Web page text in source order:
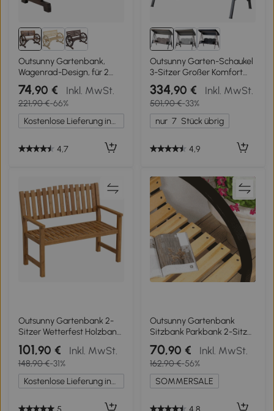
Outsunny Gartenbank,
Wagenrad-Design, für 2
Personen, Naturholz,
dunkelbraun, 105,5 x 56 x
79cm
74,90 € Inkl. MwSt.
221,90 €-66%
Kostenlose Lieferung innerhalb Deutschlands
4,7
Outsunny Garten-Schaukel
3-Sitzer Großer Komfort
Verstellbares Dach Kissen
Ausziehbare
Tablettspalten
Gesponnenes Polyester
Beige
334,90 € Inkl. MwSt.
501,90 €-33%
nur 7 Stück übrig
4,9
Outsunny Gartenbank 2-
Sitzer Wetterfest Holzbank
mit Lamelldesign
Armlehnen, Holz Sitzbank
bis 320 kg 112 x 64 x 92 cm
Naturholz
101,90 € Inkl. MwSt.
148,90 €-31%
Kostenlose Lieferung innerhalb Deutschlands
Outsunny Gartenbank
Sitzbank Parkbank 2-Sitzer
Garten Stahl+Kiefernholz
Natur B122 x T60 x H83 cm
70,90 € Inkl. MwSt.
162,90 €-56%
SOMMERSALE